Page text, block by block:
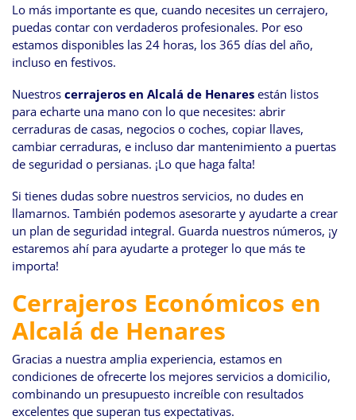
Lo más importante es que, cuando necesites un cerrajero,
puedas contar con verdaderos profesionales. Por eso
estamos disponibles las 24 horas, los 365 días del año,
incluso en festivos.
Nuestros cerrajeros en Alcalá de Henares están listos
para echarte una mano con lo que necesites: abrir
cerraduras de casas, negocios o coches, copiar llaves,
cambiar cerraduras, e incluso dar mantenimiento a puertas
de seguridad o persianas. ¡Lo que haga falta!
Si tienes dudas sobre nuestros servicios, no dudes en
llamarnos. También podemos asesorarte y ayudarte a crear
un plan de seguridad integral. Guarda nuestros números, ¡y
estaremos ahí para ayudarte a proteger lo que más te
importa!
Cerrajeros Económicos en
Alcalá de Henares
Gracias a nuestra amplia experiencia, estamos en
condiciones de ofrecerte los mejores servicios a domicilio,
combinando un presupuesto increíble con resultados
excelentes que superan tus expectativas.